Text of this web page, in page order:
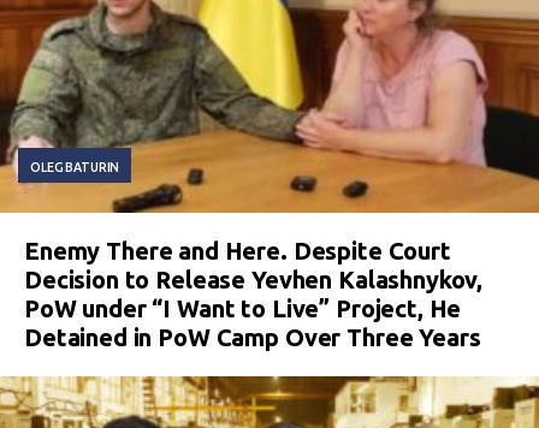
OLEG BATURIN
Enemy There and Here. Despite Court
Decision to Release Yevhen Kalashnykov,
PoW under “I Want to Live” Project, He
Detained in PoW Camp Over Three Years